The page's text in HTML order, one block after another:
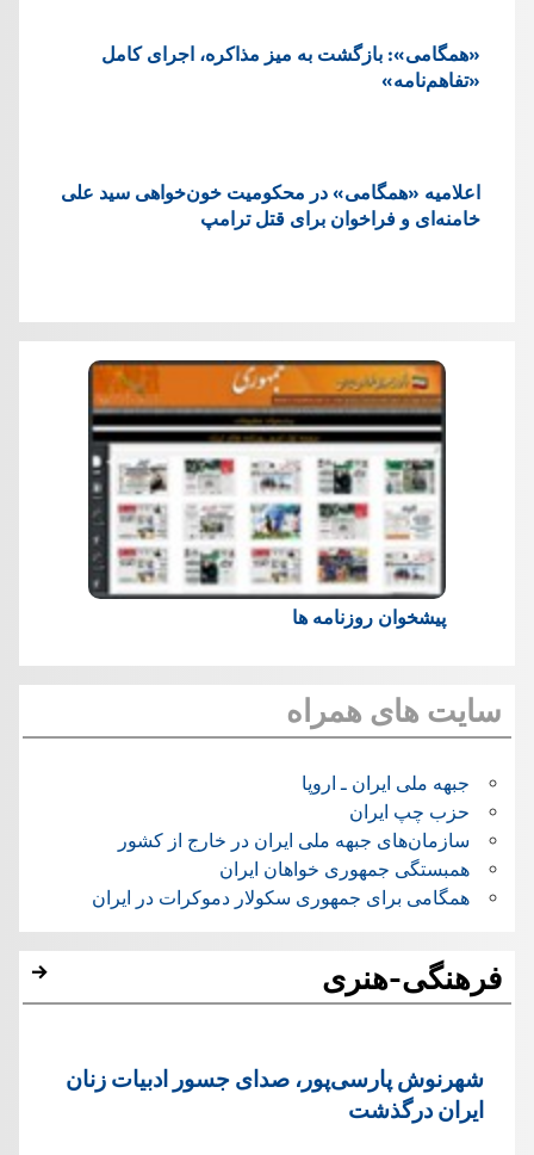
«همگامی»: بازگشت به میز مذاکره، اجرای کامل
«تفاهم‌نامه»
اعلامیه «همگامی» در محکومیت خون‌خواهی سید علی
خامنه‌ای و فراخوان برای قتل ترامپ
پیشخوان روزنامه ها
سایت های همراه
جبهه ملی ایران ـ اروپا
حزب چپ ایران
سازمان‌های جبهه ملی ایران در خارج از کشور
همبستگی جمهوری خواهان ایران
همگامی برای جمهوری سکولار دموکرات در ایران
فرهنگی-هنری
شهرنوش پارسی‌پور، صدای جسور ادبیات زنان
ایران درگذشت